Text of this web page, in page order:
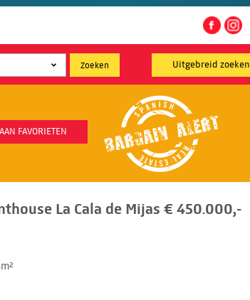
Uitgebreid zoeken
FAVORIETEN
La Cala de Mijas € 450.000,-